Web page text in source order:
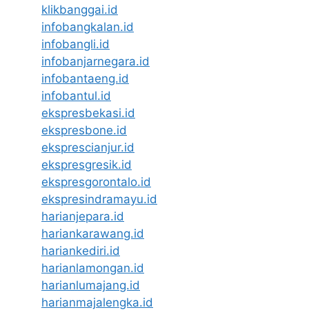
klikbanggai.id
infobangkalan.id
infobangli.id
infobanjarnegara.id
infobantaeng.id
infobantul.id
ekspresbekasi.id
ekspresbone.id
eksprescianjur.id
ekspresgresik.id
ekspresgorontalo.id
ekspresindramayu.id
harianjepara.id
hariankarawang.id
hariankediri.id
harianlamongan.id
harianlumajang.id
harianmajalengka.id